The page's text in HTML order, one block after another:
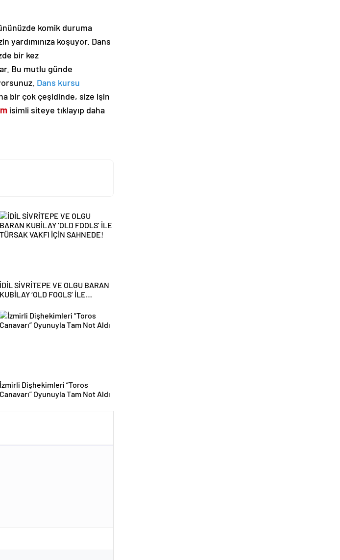
komik duruma
yardımınıza koşuyor. Dans
bir kez
Bu mutlu günde
Dans kursu
bir çok çeşidinde, size işin
isimli siteye tıklayıp daha
İDİL SİVRİTEPE VE OLGU BARAN
KUBİLAY ‘OLD FOOLS’ İLE
İzmirli Dişhekimleri “Toros
Canavarı” Oyunuyla Tam Not Aldı